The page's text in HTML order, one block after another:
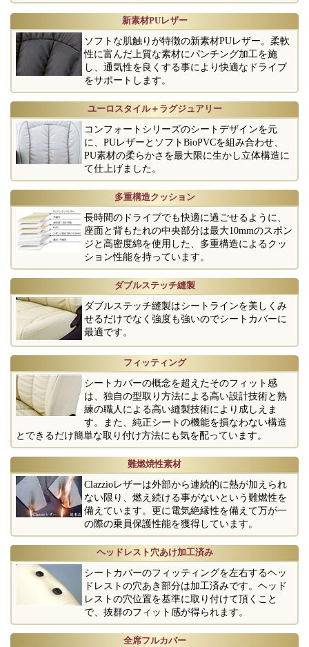
新素材PUレザー
ソフトな肌触りが特徴の新素材PUレザー。柔軟
性に富んだ上質な素材にパンチング加工を施
し、通気性を良くする事により快適なドライブ
をサポートします。
ユーロスタイル＋ラグジュアリー
コンフォートシリーズのシートデザインを元
に、PUレザーとソフトBioPVCを組み合わせ、
PU素材の柔らかさを最大限に生かし立体構造に
て仕上げました。
多重構造クッション
長時間のドライブでも快適に過ごせるように、
座面と背もたれの中央部分は最大10mmのスポン
ジと高密度綿を使用した、多重構造によるクッ
ション性能を持っています。
ダブルステッチ縫製
ダブルステッチ縫製はシートラインを美しくみ
せるだけでなく強度も強いのでシートカバーに
最適です。
フィッティング
シートカバーの概念を超えたそのフィット感
は、独自の型取り方法による高い設計技術と熟
練の職人による高い縫製技術により成しえま
す。また、純正シートの機能を損なわない構造
とできるだけ簡単な取り付け方法にも気を配っています。
難燃焼性素材
Clazzioレザーは外部から連続的に熱が加えられ
ない限り、燃え続ける事がないという難燃性を
備えています。更に電気絶縁性を備えて万が一
の際の乗員保護性能を獲得しています。
ヘッドレスト穴あけ加工済み
シートカバーのフィッティングを左右するヘッ
ドレストの穴あき部分は加工済みです。ヘッド
レストの穴位置を基準に取り付けて頂くこと
で、抜群のフィット感が得られます。
全席フルカバー